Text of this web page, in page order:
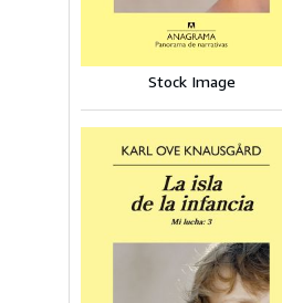
Stock Image